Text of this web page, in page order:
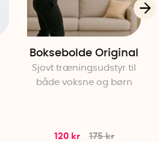
Boksebolde Original
Sjovt træningsudstyr til
både voksne og børn
120 kr
175 kr